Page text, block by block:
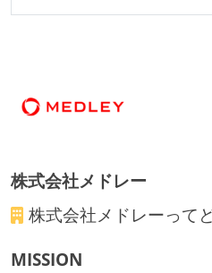
ベースで行われる
コードによるインフラ構
Code）の環境が整備され
オープンな情報共有
株式会社メドレー
株式会社メドレーって
MISSION